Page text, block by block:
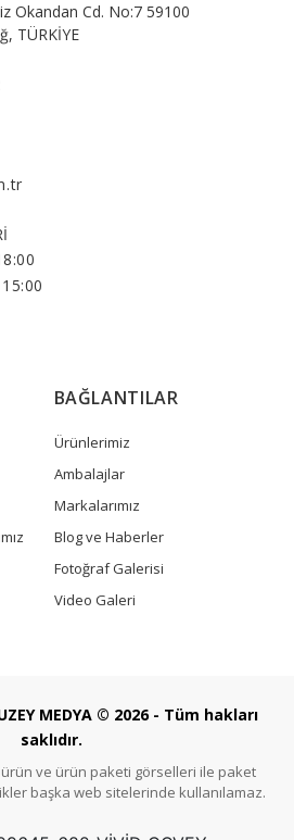
Okandan Cd. No:7 59100
TÜRKİYE
BAĞLANTILAR
Ürünlerimiz
Ambalajlar
Markalarımız
Blog ve Haberler
Fotoğraf Galerisi
Video Galeri
MEDYA © 2026 - Tüm hakları
saklıdır.
ve ürün paketi görselleri ile paket
başka web sitelerinde kullanılamaz.